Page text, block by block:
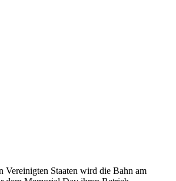
Vereinigten Staaten wird die Bahn am